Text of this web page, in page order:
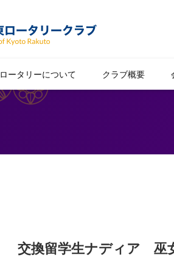
ロータリーについて クラブ概要
交換留学生ナディア 巫